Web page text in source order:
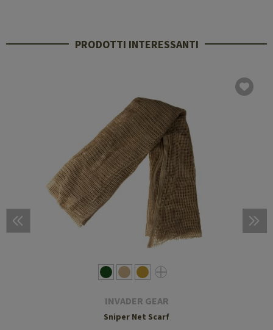
PRODOTTI INTERESSANTI
INVADER GEAR
Sniper Net Scarf